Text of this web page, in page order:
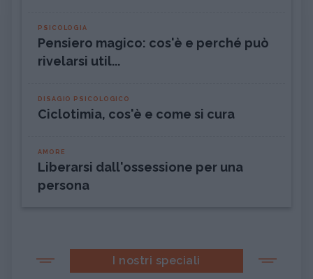
PSICOLOGIA
Pensiero magico: cos'è e perché può
rivelarsi util...
DISAGIO PSICOLOGICO
Ciclotimia, cos'è e come si cura
AMORE
Liberarsi dall'ossessione per una
persona
I nostri speciali